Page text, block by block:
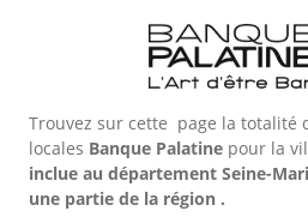
Trouvez sur cette page la totalité
locales Banque Palatine pour la
inclue au département Seine-
une partie de la région .